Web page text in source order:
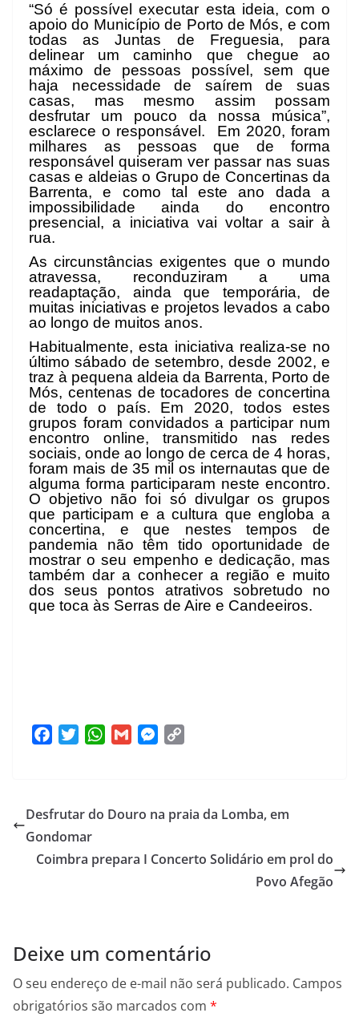
“Só é possível executar esta ideia, com o
apoio do Município de Porto de Mós, e com
todas as Juntas de Freguesia, para
delinear um caminho que chegue ao
máximo de pessoas possível, sem que
haja necessidade de saírem de suas
casas, mas mesmo assim possam
desfrutar um pouco da nossa música”,
esclarece o responsável. Em 2020, foram
milhares as pessoas que de forma
responsável quiseram ver passar nas suas
casas e aldeias o Grupo de Concertinas da
Barrenta, e como tal este ano dada a
impossibilidade ainda do encontro
presencial, a iniciativa vai voltar a sair à
rua.
As circunstâncias exigentes que o mundo
atravessa, reconduziram a uma
readaptação, ainda que temporária, de
muitas iniciativas e projetos levados a cabo
ao longo de muitos anos.
Habitualmente, esta iniciativa realiza-se no
último sábado de setembro, desde 2002, e
traz à pequena aldeia da Barrenta, Porto de
Mós, centenas de tocadores de concertina
de todo o país. Em 2020, todos estes
grupos foram convidados a participar num
encontro online, transmitido nas redes
sociais, onde ao longo de cerca de 4 horas,
foram mais de 35 mil os internautas que de
alguma forma participaram neste encontro.
O objetivo não foi só divulgar os grupos
que participam e a cultura que engloba a
concertina, e que nestes tempos de
pandemia não têm tido oportunidade de
mostrar o seu empenho e dedicação, mas
também dar a conhecer a região e muito
dos seus pontos atrativos sobretudo no
que toca às Serras de Aire e Candeeiros.
b
o
o
t
e
r
W
s
p
l
M
e
g
L
n
Desfrutar do Douro na praia da Lomba, em
Gondomar
Coimbra prepara I Concerto Solidário em prol do
Povo Afegão
Deixe um comentário
O seu endereço de e-mail não será publicado. Campos
obrigatórios são marcados com *